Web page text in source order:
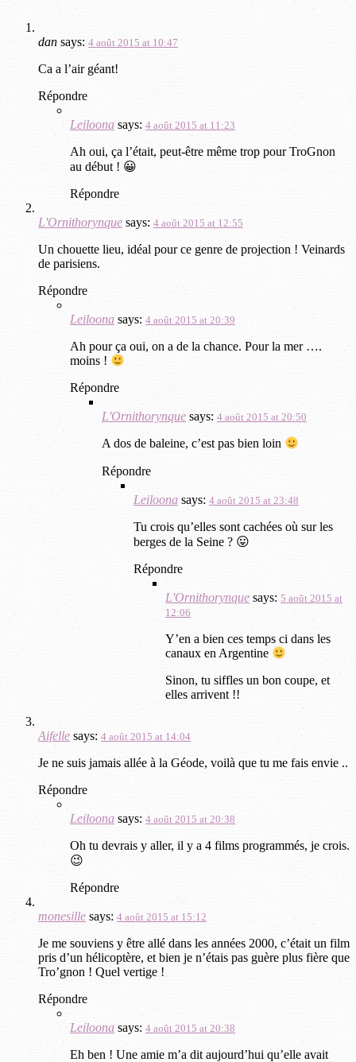
dan says: 4 août 2015 at 10:47
Ca a l’air géant!
Répondre
Leiloona says: 4 août 2015 at 11:23
Ah oui, ça l’était, peut-être même trop pour TroGnon
au début ! 😀
Répondre
L'Ornithorynque says: 4 août 2015 at 12:55
Un chouette lieu, idéal pour ce genre de projection ! Veinards
de parisiens.
Répondre
Leiloona says: 4 août 2015 at 20:39
Ah pour ça oui, on a de la chance. Pour la mer ….
moins !
Répondre
L'Ornithorynque says: 4 août 2015 at 20:50
A dos de baleine, c’est pas bien loin
Répondre
Leiloona says: 4 août 2015 at 23:48
Tu crois qu’elles sont cachées où sur les
berges de la Seine ? 😛
Répondre
L'Ornithorynque says: 5 août 2015 at
12:06
Y’en a bien ces temps ci dans les
canaux en Argentine
Sinon, tu siffles un bon coupe, et
elles arrivent !!
Aifelle says: 4 août 2015 at 14:04
Je ne suis jamais allée à la Géode, voilà que tu me fais envie ..
Répondre
Leiloona says: 4 août 2015 at 20:38
Oh tu devrais y aller, il y a 4 films programmés, je crois.
😉
Répondre
monesille says: 4 août 2015 at 15:12
Je me souviens y être allé dans les années 2000, c’était un film
pris d’un hélicoptère, et bien je n’étais pas guère plus fière que
Tro’gnon ! Quel vertige !
Répondre
Leiloona says: 4 août 2015 at 20:38
Eh ben ! Une amie m’a dit aujourd’hui qu’elle avait